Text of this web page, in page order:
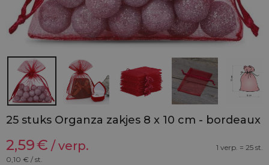
25 stuks Organza zakjes 8 x 10 cm - bordeaux
2,59€ / verp.
1 verp. = 25 st.
0,10 € / st.